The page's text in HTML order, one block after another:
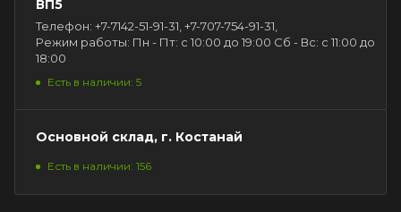
ВП5
Телефон: +7-7142-51-91-31, +7-707-754-91-31,
Режим работы: Пн - Пт: с 10:00 до 19:00 Сб - Вс: с 11:00 до
18:00
Есть в наличии: 5
Основной склад, г. Костанай
Есть в наличии: 156